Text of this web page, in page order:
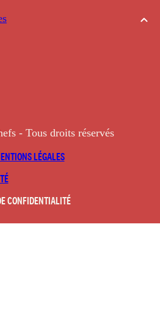
- Tous droits réservés
LÉGALES
CONFIDENTIALITÉ